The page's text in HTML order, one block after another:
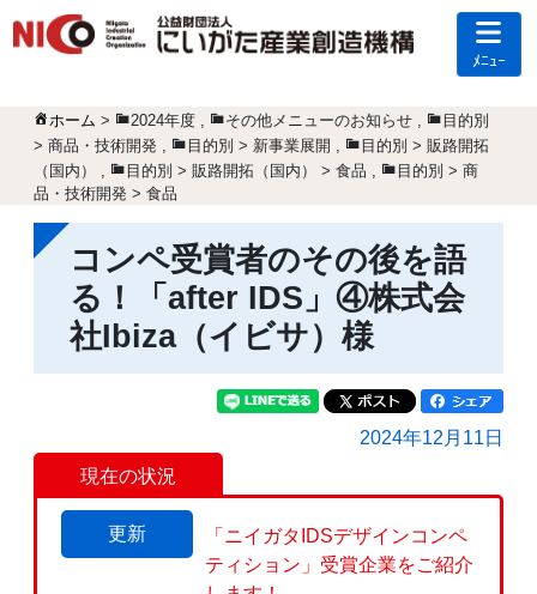
ﾒﾆｭｰ
ホーム > 2024年度 , その他メニューのお知らせ ,
目的別
> 商品・技術開発 , 目的別 > 新事業展開 ,
目的別 > 販路開拓
（国内）
, 目的別 > 販路開拓（国内） > 食品 ,
目的別 > 商
品・技術開発 > 食品
コンペ受賞者のその後を語
る！「after IDS」④株式会
社Ibiza（イビサ）様
2024年12月11日
現在の状況
更新
「ニイガタIDSデザインコンペ
ティション」受賞企業をご紹介